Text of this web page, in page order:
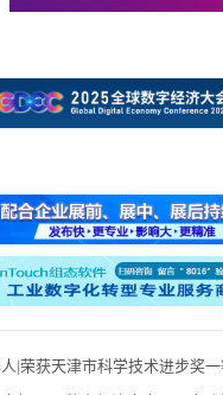
|荣获天津市科学技术进步奖一